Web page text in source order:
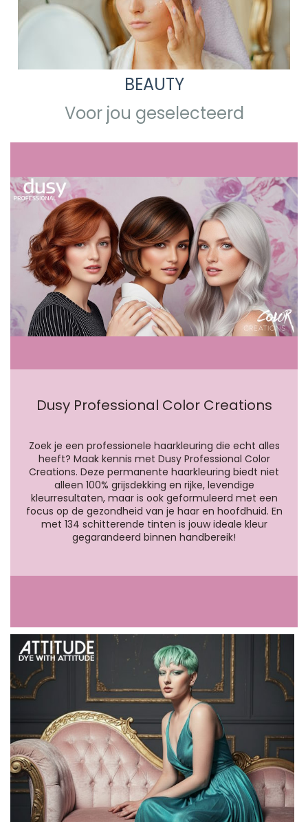
BEAUTY
Voor jou geselecteerd
Dusy Professional Color Creations
Zoek je een professionele haarkleuring die echt alles
heeft? Maak kennis met Dusy Professional Color
Creations. Deze permanente haarkleuring biedt niet
alleen 100% grijsdekking en rijke, levendige
kleurresultaten, maar is ook geformuleerd met een
focus op de gezondheid van je haar en hoofdhuid. En
met 134 schitterende tinten is jouw ideale kleur
gegarandeerd binnen handbereik!